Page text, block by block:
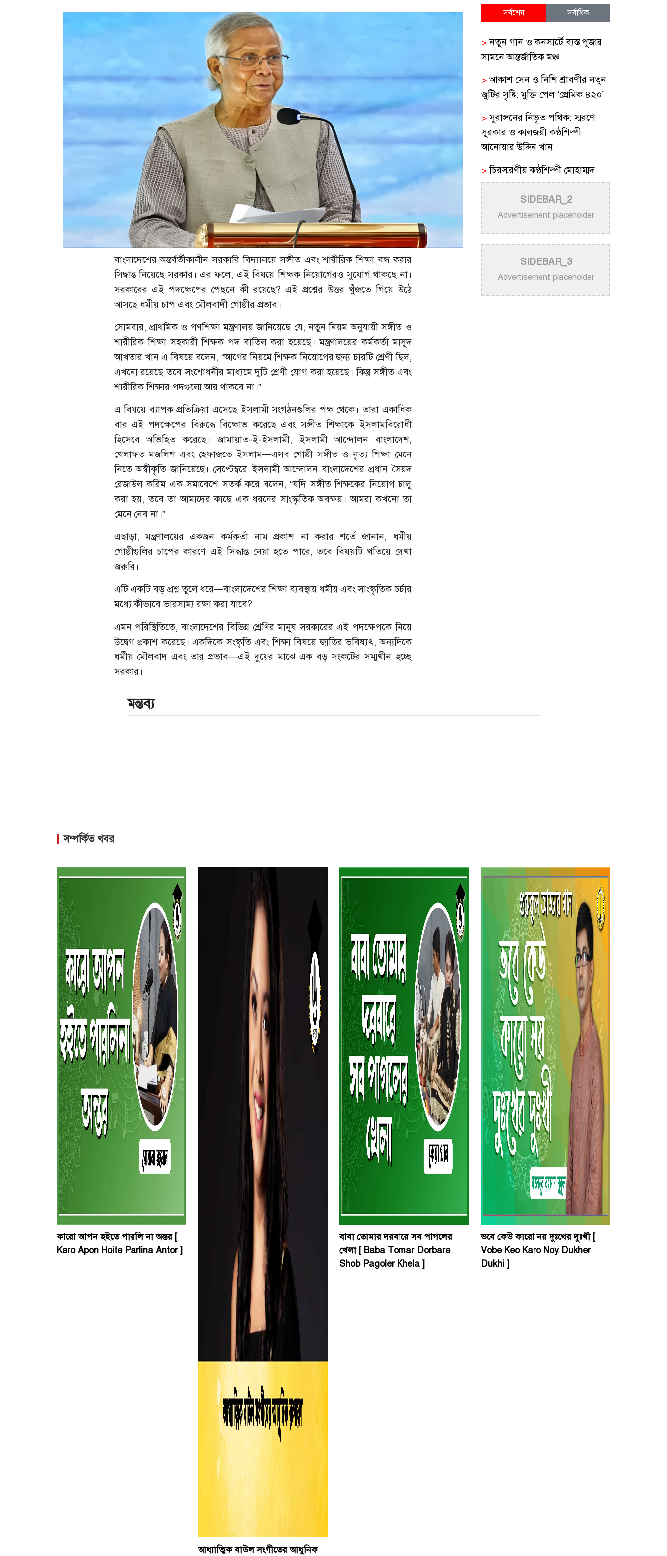
বাংলাদেশের অন্তর্বর্তীকালীন সরকারি বিদ্যালয়ে সঙ্গীত এবং শারীরিক শিক্ষা বন্ধ করার
সিদ্ধান্ত নিয়েছে সরকার। এর ফলে, এই বিষয়ে শিক্ষক নিয়োগেরও সুযোগ থাকছে না।
সরকারের এই পদক্ষেপের পেছনে কী রয়েছে? এই প্রশ্নের উত্তর খুঁজতে গিয়ে উঠে
আসছে ধর্মীয় চাপ এবং মৌলবাদী গোষ্ঠীর প্রভাব।
সোমবার, প্রাথমিক ও গণশিক্ষা মন্ত্রণালয় জানিয়েছে যে, নতুন নিয়ম অনুযায়ী সঙ্গীত ও
শারীরিক শিক্ষা সহকারী শিক্ষক পদ বাতিল করা হয়েছে। মন্ত্রণালয়ের কর্মকর্তা মাসুদ
আখতার খান এ বিষয়ে বলেন, “আগের নিয়মে শিক্ষক নিয়োগের জন্য চারটি শ্রেণী ছিল,
এখনো রয়েছে তবে সংশোধনীর মাধ্যমে দুটি শ্রেণী যোগ করা হয়েছে। কিন্তু সঙ্গীত এবং
শারীরিক শিক্ষার পদগুলো আর থাকবে না।”
এ বিষয়ে ব্যাপক প্রতিক্রিয়া এসেছে ইসলামী সংগঠনগুলির পক্ষ থেকে। তারা একাধিক
বার এই পদক্ষেপের বিরুদ্ধে বিক্ষোভ করেছে এবং সঙ্গীত শিক্ষাকে ইসলামবিরোধী
হিসেবে অভিহিত করেছে। জামায়াত-ই-ইসলামী, ইসলামী আন্দোলন বাংলাদেশ,
খেলাফত মজলিশ এবং হেফাজতে ইসলাম—এসব গোষ্ঠী সঙ্গীত ও নৃত্য শিক্ষা মেনে
নিতে অস্বীকৃতি জানিয়েছে। সেপ্টেম্বরে ইসলামী আন্দোলন বাংলাদেশের প্রধান সৈয়দ
রেজাউল করিম এক সমাবেশে সতর্ক করে বলেন, “যদি সঙ্গীত শিক্ষকের নিয়োগ চালু
করা হয়, তবে তা আমাদের কাছে এক ধরনের সাংস্কৃতিক অবক্ষয়। আমরা কখনো তা
মেনে নেব না।”
এছাড়া, মন্ত্রণালয়ের একজন কর্মকর্তা নাম প্রকাশ না করার শর্তে জানান, ধর্মীয়
গোষ্ঠীগুলির চাপের কারণে এই সিদ্ধান্ত নেয়া হতে পারে, তবে বিষয়টি খতিয়ে দেখা
জরুরি।
এটি একটি বড় প্রশ্ন তুলে ধরে—বাংলাদেশের শিক্ষা ব্যবস্থায় ধর্মীয় এবং সাংস্কৃতিক চর্চার
মধ্যে কীভাবে ভারসাম্য রক্ষা করা যাবে?
এমন পরিস্থিতিতে, বাংলাদেশের বিভিন্ন শ্রেণির মানুষ সরকারের এই পদক্ষেপকে নিয়ে
উদ্বেগ প্রকাশ করেছে। একদিকে সংস্কৃতি এবং শিক্ষা বিষয়ে জাতির ভবিষ্যৎ, অন্যদিকে
ধর্মীয় মৌলবাদ এবং তার প্রভাব—এই দুয়ের মাঝে এক বড় সংকটের সম্মুখীন হচ্ছে
সরকার।
সর্বশেষ সর্বাধিক
>নতুন গান ও কনসার্টে ব্যস্ত পূজার
সামনে আন্তর্জাতিক মঞ্চ
>আকাশ সেন ও নিশি শ্রাবণীর নতুন
জুটির সৃষ্টি: মুক্তি পেল ‘প্রেমিক ৪২০’
>সুরাঙ্গনের নিভৃত পথিক: স্মরণে
সুরকার ও কালজয়ী কণ্ঠশিল্পী
আনোয়ার উদ্দিন খান
>চিরস্মরণীয় কণ্ঠশিল্পী মোহাম্মদ
রফির জীবন ও সুরের যাত্রা
>
ট্রাম্প প্রশাসনের সামরিক ভিডিওতে
নিজের গান ব্যবহার নিয়ে ক্ষুব্ধ কেটি
পেরি
>
নতুন করে ভাইরাল ‘আজ কেন মন
উদাসী হয়ে’ গানের পেছনের গল্প
>নয় মাসের ছেলেকে মঞ্চে এনে
SIDEBAR_2
Advertisement placeholder
SIDEBAR_3
Advertisement placeholder
মন্তব্য
সম্পর্কিত খবর
কারো আপন হইতে পারলি না অন্তর [
Karo Apon Hoite Parlina Antor ]
আধ্যাত্মিক বাউল সংগীতের আধুনিক
বাবা তোমার দরবারে সব পাগলের
খেলা [ Baba Tomar Dorbare
Shob Pagoler Khela ]
ভবে কেউ কারো নয় দুঃখের দুঃখী [
Vobe Keo Karo Noy Dukher
Dukhi ]